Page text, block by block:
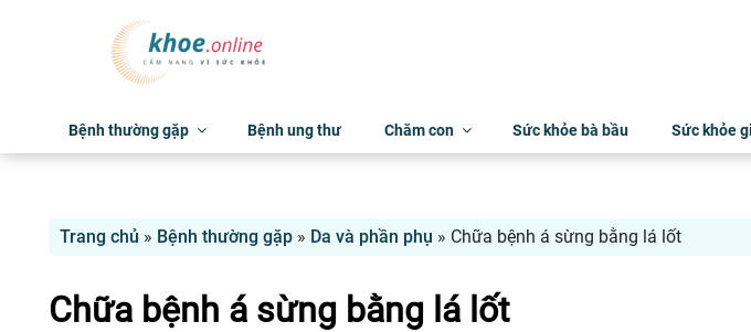
Bệnh thường gặp Bệnh ung thư Chăm con Sức khỏe bà bầu Sức khỏe
Trang chủ » Bệnh thường gặp » Da và phần phụ » Chữa bệnh á sừng bằng lá lốt
Chữa bệnh á sừng bằng lá lốt